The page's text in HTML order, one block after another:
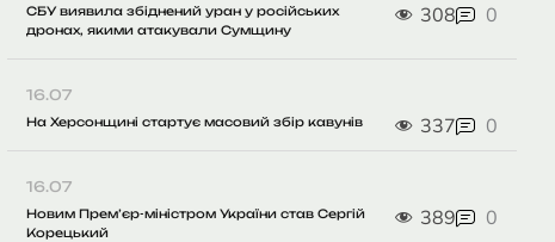
СБУ виявила збіднений уран у російських
дронах, якими атакували Сумщину
308 0
На Херсонщині стартує масовий збір кавунів
16.07
337 0
Новим Прем’єр-міністром України став Сергій
Корецький
16.07
389 0